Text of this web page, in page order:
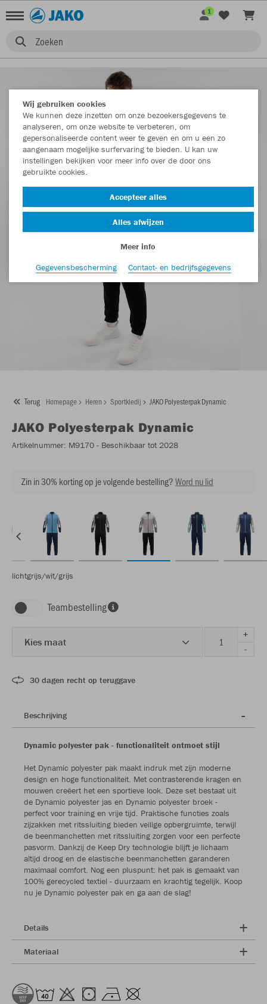
Zoeken
1
Terug Homepage Heren Sportkledij JAKO Polyesterpak Dynamic
JAKO Polyesterpak Dynamic
Artikelnummer: M9170 - Beschikbaar tot 2028
Zin in 30% korting op je volgende bestelling?Word nu lid
lichtgrijs/wit/grijs
Teambestelling
Kies maat
+
-
30 dagen recht op teruggave
Beschrijving
Dynamic polyester pak - functionaliteit ontmoet stijl
Het Dynamic polyester pak maakt indruk met zijn moderne
design en hoge functionaliteit. Met contrasterende kragen en
mouwen creëert het een sportieve look. Deze set bestaat uit
de Dynamic polyester jas en Dynamic polyester broek -
perfect voor training en vrije tijd. Praktische functies zoals
zijzakken met ritssluiting bieden veilige opbergruimte, terwijl
de beenmanchetten met ritssluiting zorgen voor een perfecte
pasvorm. Dankzij de Keep Dry technologie blijft je lichaam
altijd droog en de elastische beenmanchetten garanderen
maximaal comfort. Nog een pluspunt: het pak is gemaakt van
100% gerecycled textiel - duurzaam en krachtig tegelijk. Koop
nu je Dynamic polyester pak en ga aan de slag!
Details
Materiaal
Wij gebruiken cookies
We kunnen deze inzetten om onze bezoekersgegevens te
analyseren, om onze website te verbeteren, om
gepersonaliseerde content weer te geven en om u een zo
aangenaam mogelijke surfervaring te bieden. U kan uw
instellingen bekijken voor meer info over de door ons
gebruikte cookies.
Accepteer alles
Alles afwijzen
Meer info
Gegevensbescherming
Contact- en bedrijfsgegevens